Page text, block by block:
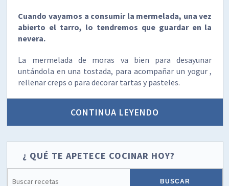
Cuando vayamos a consumir la mermelada, una vez
abierto el tarro, lo tendremos que guardar en la
nevera.
La mermelada de moras va bien para desayunar
untándola en una tostada, para acompañar un yogur ,
rellenar creps o para decorar tartas y pasteles.
CONTINUA LEYENDO
¿ QUÉ TE APETECE COCINAR HOY?